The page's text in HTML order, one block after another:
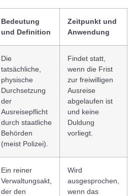
Bedeutung
und Definition
Zeitpunkt und
Anwendung
Die
tatsächliche,
physische
Durchsetzung
der
Ausreisepflicht
durch staatliche
Behörden
(meist Polizei).
Findet statt,
wenn die Frist
zur freiwilligen
Ausreise
abgelaufen ist
und keine
Duldung
vorliegt.
Ein reiner
Verwaltungsakt,
der den
Wird
ausgesprochen,
wenn das